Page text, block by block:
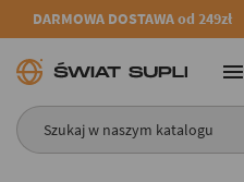
DARMOWA DOSTAWA od 249zł
